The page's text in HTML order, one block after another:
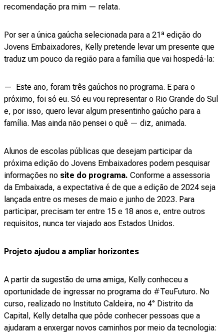
recomendação pra mim — relata.
Por ser a única gaúcha selecionada para a 21ª edição do
Jovens Embaixadores, Kelly pretende levar um presente que
traduz um pouco da região para a família que vai hospedá-la:
— Este ano, foram três gaúchos no programa. E para o
próximo, foi só eu. Só eu vou representar o Rio Grande do Sul
e, por isso, quero levar algum presentinho gaúcho para a
família. Mas ainda não pensei o quê — diz, animada.
Alunos de escolas públicas que desejam participar da
próxima edição do Jovens Embaixadores podem pesquisar
informações no site do programa. Conforme a assessoria
da Embaixada, a expectativa é de que a edição de 2024 seja
lançada entre os meses de maio e junho de 2023. Para
participar, precisam ter entre 15 e 18 anos e, entre outros
requisitos, nunca ter viajado aos Estados Unidos.
Projeto ajudou a ampliar horizontes
A partir da sugestão de uma amiga, Kelly conheceu a
oportunidade de ingressar no programa do #TeuFuturo. No
curso, realizado no Instituto Caldeira, no 4° Distrito da
Capital, Kelly detalha que pôde conhecer pessoas que a
ajudaram a enxergar novos caminhos por meio da tecnologia: